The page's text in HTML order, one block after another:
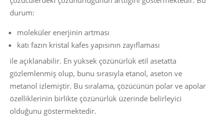
durum:
moleküler enerjinin artması
katı fazın kristal kafes yapısının zayıflaması
ile açıklanabilir. En yüksek çözünürlük etil asetatta
gözlemlenmiş olup, bunu sırasıyla etanol, aseton ve
metanol izlemiştir. Bu sıralama, çözücünün polar ve apolar
özelliklerinin birlikte çözünürlük üzerinde belirleyici
olduğunu göstermektedir.